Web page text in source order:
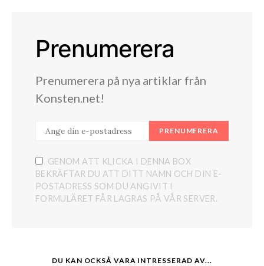
Prenumerera
Prenumerera på nya artiklar från
Konsten.net!
PRENUMERERA
GENOM ATT KLICKA I DENNA BOX
BEKRÄFTAR DU ATT DITT NAMN OCH DIN E-
POSTADRESS SOM DU ANGIVIT I
FORMULÄRET FÅR LAGRAS PÅ VÅR SERVER.
DU KAN OCKSÅ VARA INTRESSERAD AV...